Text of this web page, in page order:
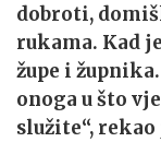
dobroti,
rukama. Kad
župe i
onoga u što
služite“,